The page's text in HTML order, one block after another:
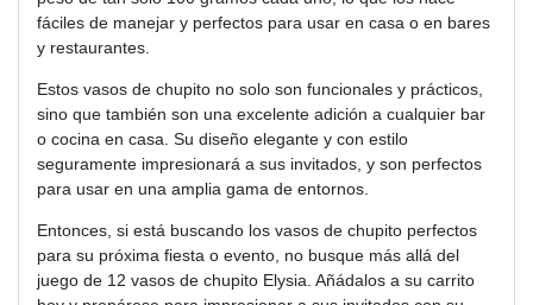
fáciles de manejar y perfectos para usar en casa o en bares
y restaurantes.
Estos vasos de chupito no solo son funcionales y prácticos,
sino que también son una excelente adición a cualquier bar
o cocina en casa. Su diseño elegante y con estilo
seguramente impresionará a sus invitados, y son perfectos
para usar en una amplia gama de entornos.
Entonces, si está buscando los vasos de chupito perfectos
para su próxima fiesta o evento, no busque más allá del
juego de 12 vasos de chupito Elysia. Añádalos a su carrito